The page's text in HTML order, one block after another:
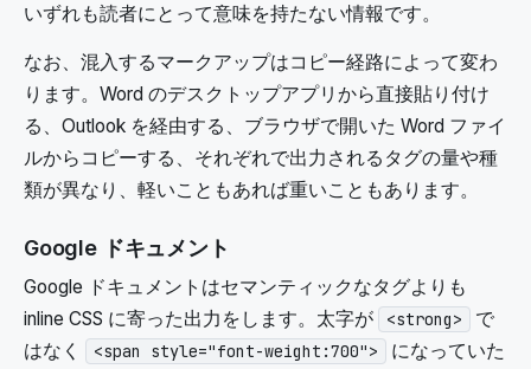
いずれも読者にとって意味を持たない情報です。
なお、混入するマークアップはコピー経路によって変わ
ります。Word のデスクトップアプリから直接貼り付け
る、Outlook を経由する、ブラウザで開いた Word ファイ
ルからコピーする、それぞれで出力されるタグの量や種
類が異なり、軽いこともあれば重いこともあります。
Google ドキュメント
Google ドキュメントはセマンティックなタグよりも
inline CSS に寄った出力をします。太字が
<strong>
で
はなく
<span style="font-weight:700">
になっていた